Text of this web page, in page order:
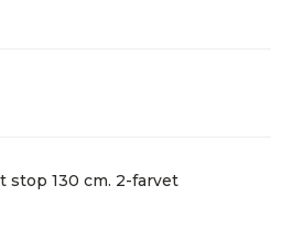
stop 130 cm. 2-farvet